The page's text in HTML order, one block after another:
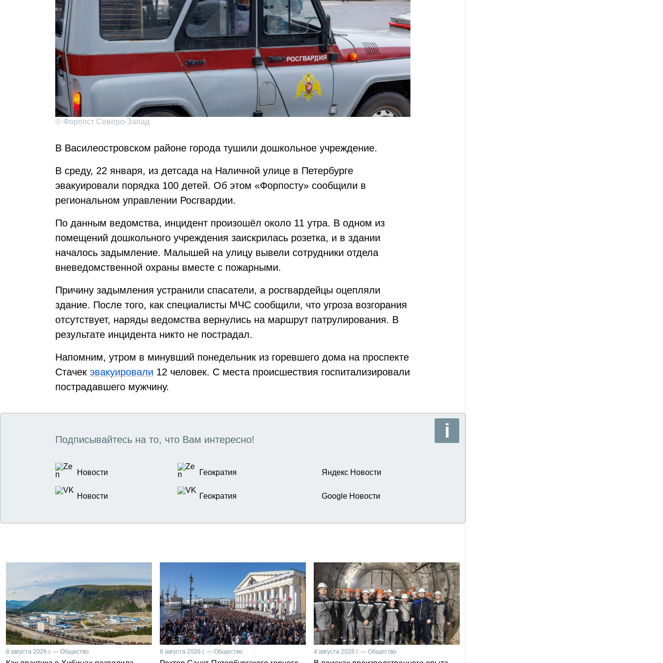
© Форпост Северо-Запад
В Василеостровском районе города тушили дошкольное учреждение.
В среду, 22 января, из детсада на Наличной улице в Петербурге
эвакуировали порядка 100 детей. Об этом «Форпосту» сообщили в
региональном управлении Росгвардии.
По данным ведомства, инцидент произошёл около 11 утра. В одном из
помещений дошкольного учреждения заискрилась розетка, и в здании
началось задымление. Малышей на улицу вывели сотрудники отдела
вневедомственной охраны вместе с пожарными.
Причину задымления устранили спасатели, а росгвардейцы оцепляли
здание. После того, как специалисты МЧС сообщили, что угроза возгорания
отсутствует, наряды ведомства вернулись на маршрут патрулирования. В
результате инцидента никто не пострадал.
Напомним, утром в минувший понедельник из горевшего дома на проспекте
Стачек эвакуировали 12 человек. С места происшествия госпитализировали
пострадавшего мужчину.
Подписывайтесь на то, что Вам интересно!
Новости Геократия Яндекс Новости
Новости Геократия Google Новости
8 августа 2026 г. — Общество 6 августа 2026 г. — Общество 4 августа 2026 г. — Общество